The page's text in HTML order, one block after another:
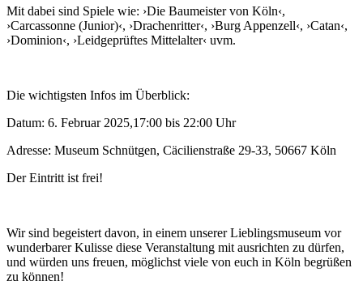
Mit dabei sind Spiele wie: ›Die Baumeister von Köln‹,
›Carcassonne (Junior)‹, ›Drachenritter‹, ›Burg Appenzell‹, ›Catan‹,
›Dominion‹, ›Leidgeprüftes Mittelalter‹ uvm.
Die wichtigsten Infos im Überblick:
Datum: 6. Februar 2025,17:00 bis 22:00 Uhr
Adresse: Museum Schnütgen, Cäcilienstraße 29-33, 50667 Köln
DerEintritt ist frei!
Wir sind begeistert davon, in einem unserer Lieblingsmuseum vor
wunderbarer Kulisse diese Veranstaltung mit ausrichten zu dürfen,
und würden uns freuen, möglichst viele von euch in Köln begrüßen
zu können!